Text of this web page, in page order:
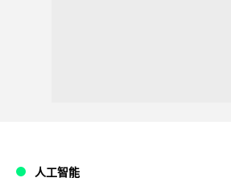
人工智能